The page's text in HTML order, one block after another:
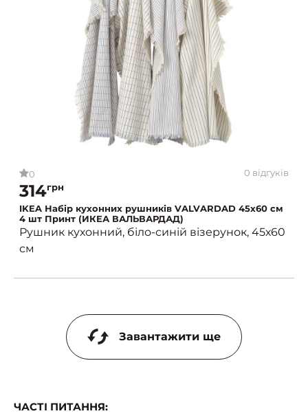
0 0 відгуків
314грн
IKEA Набір кухонних рушників VALVARDAD 45х60 см
4 шт Принт (ИКЕА ВАЛЬВАРДАД)
Рушник кухонний, біло-синій візерунок, 45х60
см
Завантажити ще
ЧАСТІ ПИТАННЯ: